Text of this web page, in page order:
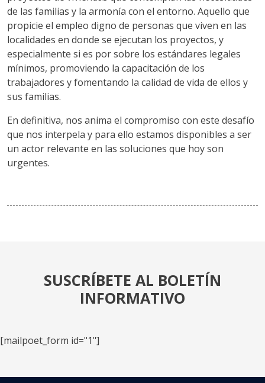
de las familias y la armonía con el entorno. Aquello que
propicie el empleo digno de personas que viven en las
localidades en donde se ejecutan los proyectos, y
especialmente si es por sobre los estándares legales
mínimos, promoviendo la capacitación de los
trabajadores y fomentando la calidad de vida de ellos y
sus familias.
En definitiva, nos anima el compromiso con este desafío
que nos interpela y para ello estamos disponibles a ser
un actor relevante en las soluciones que hoy son
urgentes.
SUSCRÍBETE AL BOLETÍN
INFORMATIVO
[mailpoet_form id="1"]